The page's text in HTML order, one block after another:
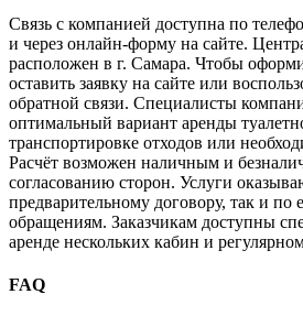
Связь с компанией доступна по
и через онлайн-форму на сайте.
расположен в г. Самара. Чтобы
оставить заявку на сайте или
обратной связи. Специалисты
оптимальный вариант аренды
транспортировке отходов или
Расчёт возможен наличным и
согласованию сторон. Услуги
предварительному договору, так и
обращениям. Заказчикам доступны
аренде нескольких кабин и
FAQ